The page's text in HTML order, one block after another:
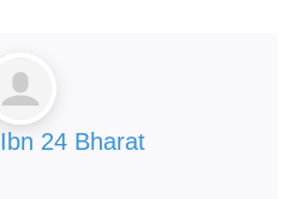
Ibn 24 Bharat